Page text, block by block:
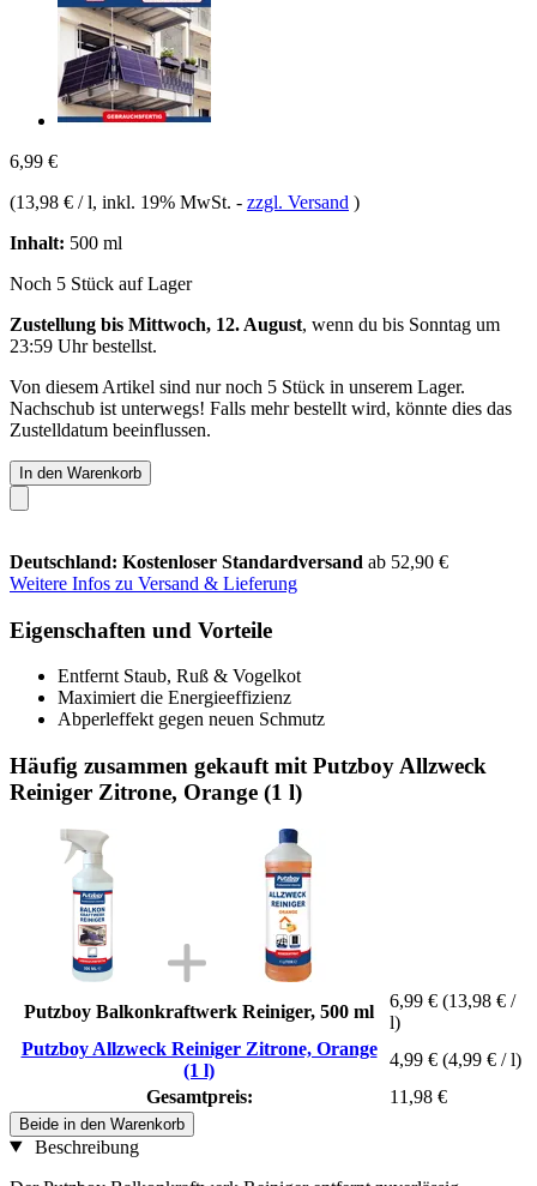
6,99 €
(13,98 € / l, inkl. 19% MwSt. - zzgl. Versand )
Inhalt: 500 ml
Noch 5 Stück auf Lager
Zustellung bis Mittwoch, 12. August, wenn du bis Sonntag um
23:59 Uhrbestellst.
Von diesem Artikel sind nur noch 5 Stück in unserem Lager.
Nachschub ist unterwegs! Falls mehr bestellt wird, könnte dies das
Zustelldatum beeinflussen.
In den Warenkorb
Deutschland: Kostenloser Standardversand ab 52,90 €
Weitere Infos zu Versand & Lieferung
Eigenschaften und Vorteile
Entfernt Staub, Ruß & Vogelkot
Maximiert die Energieeffizienz
Abperleffekt gegen neuen Schmutz
Häufig zusammen gekauft mit Putzboy Allzweck
Reiniger Zitrone, Orange (1 l)
Putzboy Balkonkraftwerk Reiniger, 500 ml
6,99 € (13,98 € /
l)
Putzboy Allzweck Reiniger Zitrone, Orange
(1 l)
4,99 € (4,99 € / l)
Gesamtpreis:
11,98 €
Beide in den Warenkorb
Beschreibung